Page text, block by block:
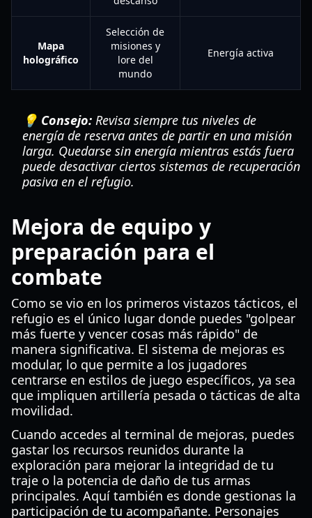
Mapa
holográfico
Selección de
misiones y
lore del
mundo
Energía activa
💡 Consejo: Revisa siempre tus niveles de
energía de reserva antes de partir en una misión
larga. Quedarse sin energía mientras estás fuera
puede desactivar ciertos sistemas de recuperación
pasiva en el refugio.
Mejora de equipo y
preparación para el
combate
Como se vio en los primeros vistazos tácticos, el
refugio es el único lugar donde puedes "golpear
más fuerte y vencer cosas más rápido" de
manera significativa. El sistema de mejoras es
modular, lo que permite a los jugadores
centrarse en estilos de juego específicos, ya sea
que impliquen artillería pesada o tácticas de alta
movilidad.
Cuando accedes al terminal de mejoras, puedes
gastar los recursos reunidos durante la
exploración para mejorar la integridad de tu
traje o la potencia de daño de tus armas
principales. Aquí también es donde gestionas la
participación de tu acompañante. Personajes